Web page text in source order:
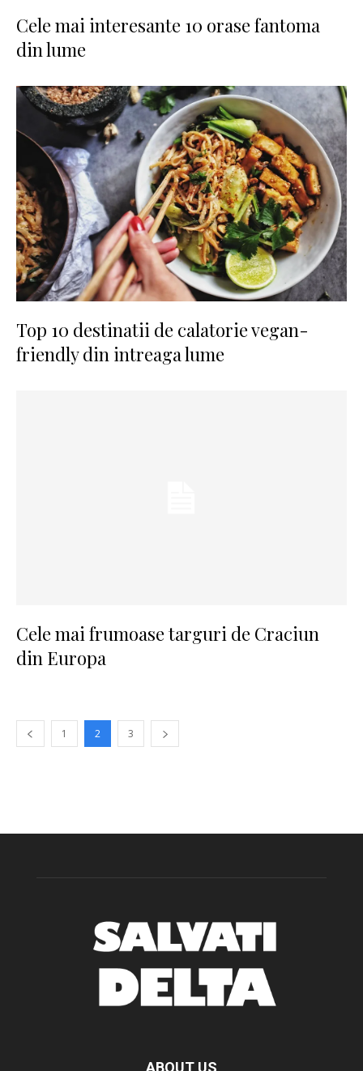
Cele mai interesante 10 orase fantoma
din lume
Top 10 destinatii de calatorie vegan-
friendly din intreaga lume
Cele mai frumoase targuri de Craciun
din Europa
1 2 3
ABOUT US